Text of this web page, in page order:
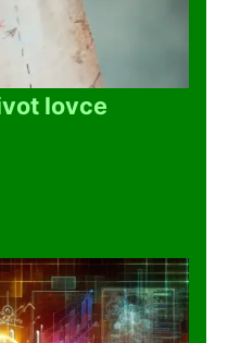
lovce